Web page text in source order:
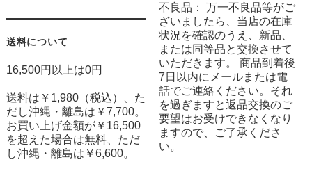
送料について
16,500円以上は0円
送料は￥1,980（税込）、た
だし沖縄・離島は￥7,700。
お買い上げ金額が￥16,500
を超えた場合は無料、ただ
し沖縄・離島は￥6,600。
不良品： 万一不良品等がご
ざいましたら、当店の在庫
状況を確認のうえ、新品、
または同等品と交換させて
いただきます。 商品到着後
7日以内にメールまたは電
話でご連絡ください。それ
を過ぎますと返品交換のご
要望はお受けできなくなり
ますので、ご了承くださ
い。